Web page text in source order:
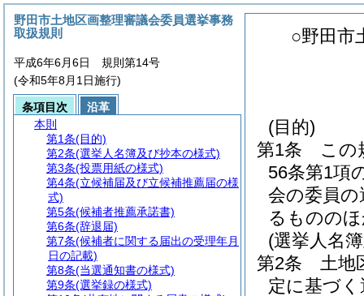
○野田市
(目的)
第1条
この
56条第1項
会の委員の
るものの
(選挙人名
第2条
土地
定に基づ
野田市土地区画整理審議会委員選挙事務
取扱規則
平成6年6月6日 規則第14号
(令和5年8月1日施行)
条項目次
沿革
本則
第1条(目的)
第2条(選挙人名簿及び抄本の様式)
第3条(投票用紙の様式)
第4条(立候補届及び立候補推薦届の様
式)
第5条(候補者推薦承諾書)
第6条(辞退届)
第7条(候補者に関する届出の受理年月
日の記載)
第8条(当選通知書の様式)
第9条(選挙録の様式)